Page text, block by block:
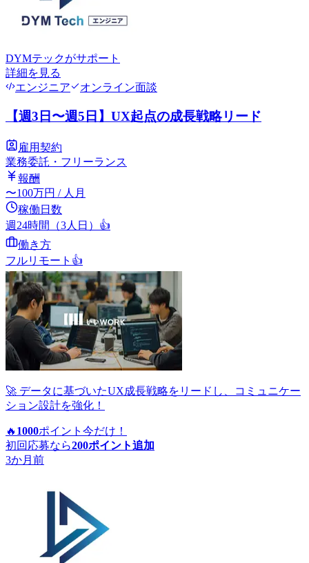
DYMテックがサポート
詳細を見る
エンジニア
オンライン面談
【週3日〜週5日】UX起点の成長戦略リード
雇用契約
業務委託・フリーランス
報酬
〜100万円 / 人月
稼働日数
週24時間（3人日） 👍
働き方
フルリモート 👍
🚀 データに基づいたUX成長戦略をリードし、コミュニケー
ション設計を強化！
🔥 1000ポイント 今だけ！
初回応募なら200ポイント追加
3か月前